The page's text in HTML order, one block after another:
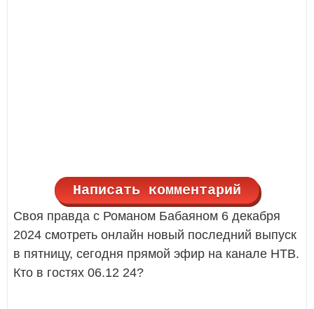
Написать комментарий
Своя правда с Романом Бабаяном 6 декабря
2024 смотреть онлайн новый последний выпуск
в пятницу, сегодня прямой эфир на канале НТВ.
Кто в гостях 06.12 24?